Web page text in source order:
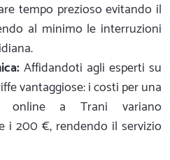
tempo prezioso evitando il
al minimo le interruzioni
Affidandoti agli esperti su
vantaggiose: i costi per una
online a Trani variano
i 200 €, rendendo il servizio